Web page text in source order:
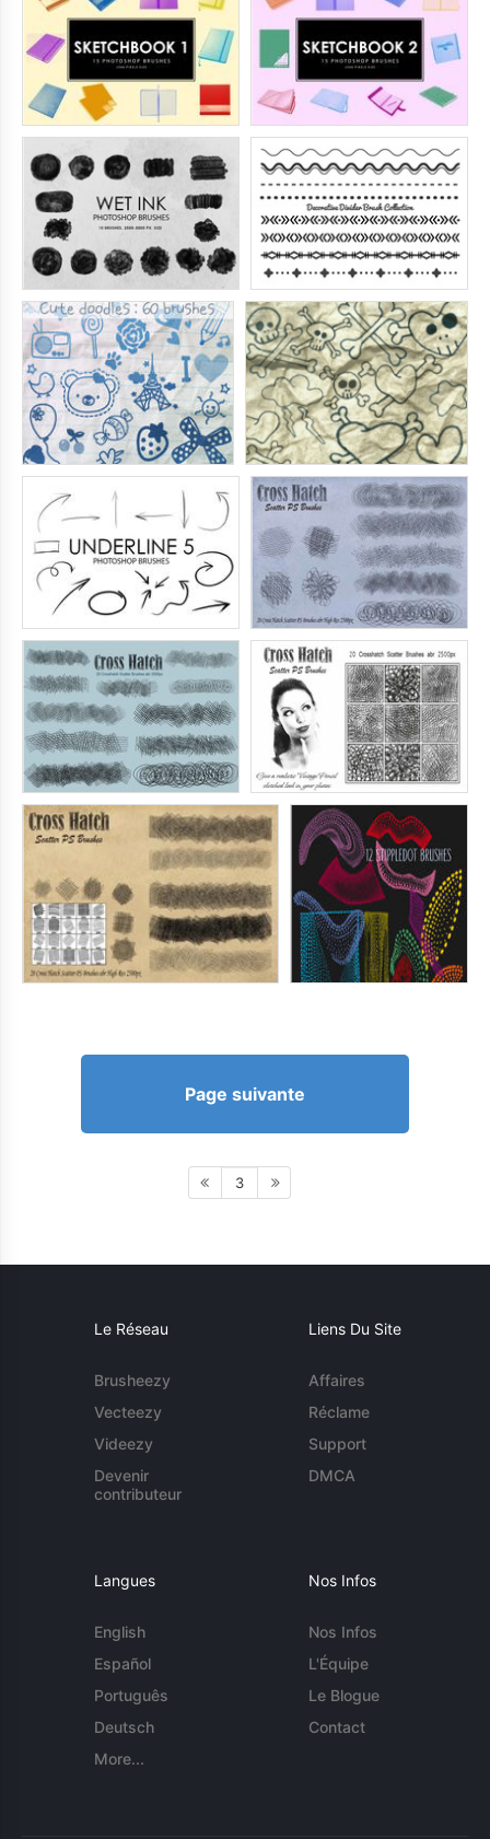
Page suivante
3
Le Réseau
Brusheezy
Vecteezy
Videezy
Devenir
contributeur
Liens Du Site
Affaires
Réclame
Support
DMCA
Langues
English
Español
Português
Deutsch
More...
Nos Infos
Nos Infos
L'Équipe
Le Blogue
Contact